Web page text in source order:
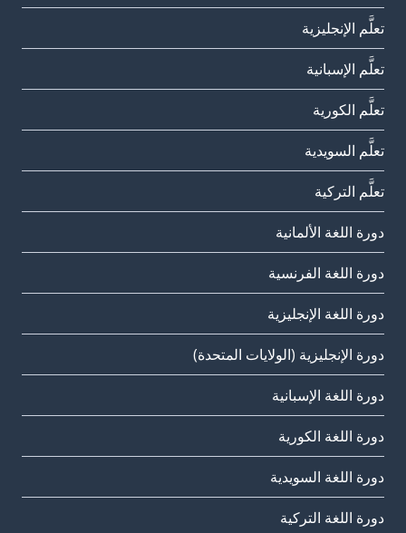
تعلَّم الإنجليزية
تعلَّم الإسبانية
تعلَّم الكورية
تعلَّم السويدية
تعلَّم التركية
دورة اللغة الألمانية
دورة اللغة الفرنسية
دورة اللغة الإنجليزية
دورة الإنجليزية (الولايات المتحدة)
دورة اللغة الإسبانية
دورة اللغة الكورية
دورة اللغة السويدية
دورة اللغة التركية